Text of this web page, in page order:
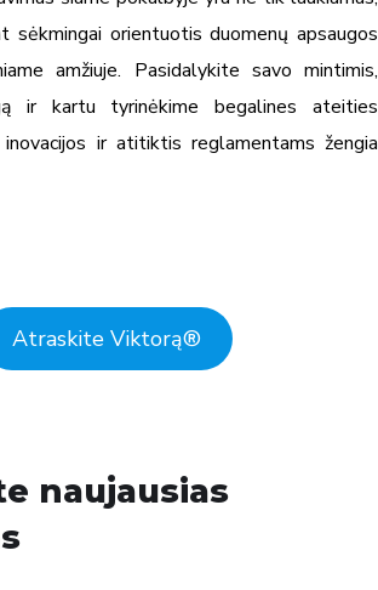
sėkmingai orientuotis duomenų apsaugos
amžiuje. Pasidalykite savo mintimis,
ir kartu tyrinėkime begalines ateities
ir atitiktis reglamentams žengia
Atraskite Viktorą®
naujausias